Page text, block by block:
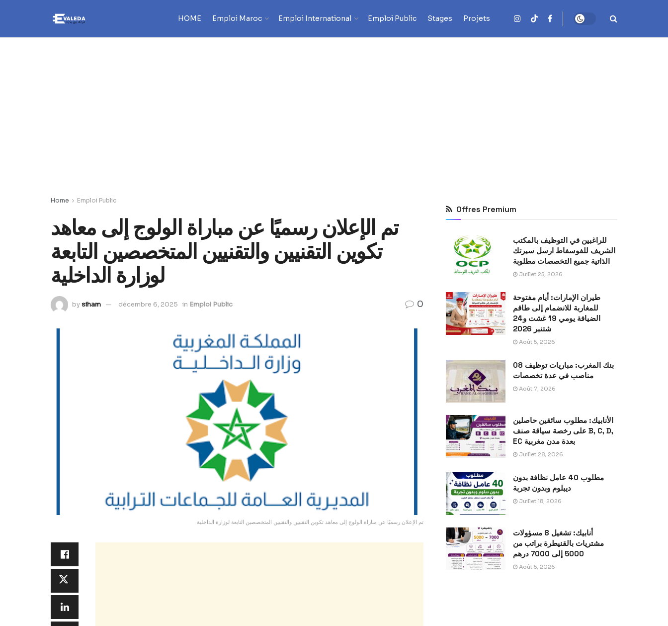
HOME Emploi Maroc Emploi International Emploi Public Stages Projets
Home Emploi Public
تم الإعلان رسميًا عن مباراة الولوج إلى معاهد
تكوين التقنيين والتقنيين المتخصصين التابعة
لوزارة الداخلية
bysiham décembre 6, 2025 in Emploi Public 0
تم الإعلان رسميًا عن مباراة الولوج إلى معاهد تكوين التقنيين والتقنيين المتخصصين التابعة لوزارة الداخلية
Offres Premium
للراغبين في التوظيف بالمكتب
الشريف للفوسفاط ارسل سيرتك
الذاتية جميع التخصصات مطلوبة
Juillet 25, 2026
طيران الإمارات: أيام مفتوحة
للمغاربة للانضمام إلى طاقم
الضيافة يومي 19 غشت و24
شتنبر 2026
Août 5, 2026
بنك المغرب: مباريات توظيف 08
مناصب في عدة تخصصات
Août 7, 2026
الأنابيك: مطلوب سائقين حاصلين
على رخصة سياقة صنف B, C, D,
EC بعدة مدن مغربية
Juillet 28, 2026
مطلوب 40 عامل نظافة بدون
ديبلوم وبدون تجربة
Juillet 18, 2026
أنابيك: تشغيل 8 مسؤولات
مشتريات بالقنيطرة براتب من
5000 إلى 7000 درهم
Août 5, 2026